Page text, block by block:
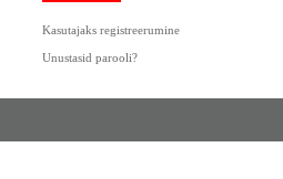
Kasutajaks registreerumine
Unustasid parooli?